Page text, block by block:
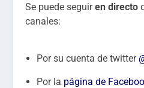
Se puede seguiren directo
canales:
Por su cuenta de twitter
Por la página de